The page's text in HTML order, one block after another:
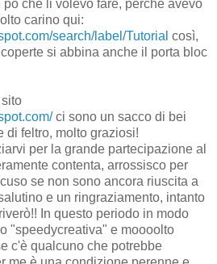
pò che li volevo fare, perché avevo
carino qui:
search/label/Tutorial così,
si abbina anche il porta bloc
ci sono un sacco di bei
di feltro, molto graziosi!
per la grande partecipazione al
contenta, arrossisco per
se non sono ancora riuscita a
e un ringraziamento, intanto
In questo periodo in modo
"speedycreativa" e moooolto
c'è qualcuno che potrebbe